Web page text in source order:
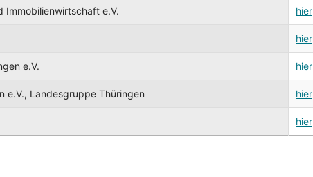
Immobilienwirtschaft e.V. hier
hier
e.V. hier
e.V., Landesgruppe Thüringen hier
hier